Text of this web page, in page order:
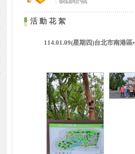
活 動 花 絮
114.01.09(星期四)台北市南港區